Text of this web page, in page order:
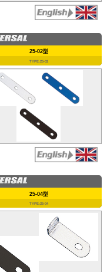
25-02型
TYPE:25-02
25-04型
TYPE:25-04